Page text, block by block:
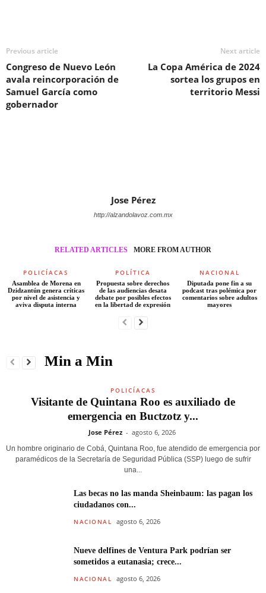
Previous article
Congreso de Nuevo León
avala reincorporación de
Samuel García como
gobernador
Next article
La Copa América de 2024
sortea los grupos en
territorio Messi
Jose Pérez
http://alzandolavoz.com.mx
RELATED ARTICLES MORE FROM AUTHOR
POLICÍACAS
Asamblea de Morena en
Dzidzantún genera críticas
por nivel de asistencia y
aviva disputa interna
POLÍTICA
Propuesta sobre derechos
de las audiencias desata
debate por posibles efectos
en la libertad de expresión
NACIONAL
Diputada pone fin a su
podcast tras polémica por
comentarios sobre adultos
mayores
Min a Min
POLICÍACAS
Visitante de Quintana Roo es auxiliado de
emergencia en Buctzotz y...
Jose Pérez - agosto 6, 2026
Un hombre originario de Cobá, Quintana Roo, fue atendido de emergencia por
paramédicos de la Secretaría de Seguridad Pública (SSP) luego de sufrir
una...
Las becas no las manda Sheinbaum: las pagan los
ciudadanos con...
NACIONAL agosto 6, 2026
Nueve delfines de Ventura Park podrían ser
sometidos a eutanasia; crece...
NACIONAL agosto 6, 2026